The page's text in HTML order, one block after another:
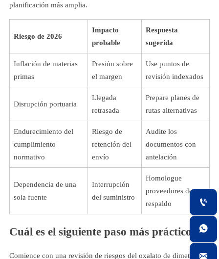
planificación más amplia.
Riesgo de 2026
Impacto
probable
Respuesta
sugerida
Inflación de materias
primas
Presión sobre
el margen
Use puntos de
revisión indexados
Disrupción portuaria
Llegada
retrasada
Prepare planes de
rutas alternativas
Endurecimiento del
cumplimiento
normativo
Riesgo de
retención del
envío
Audite los
documentos con
antelación
Dependencia de una
sola fuente
Interrupción
del suministro
Homologue
proveedores de
respaldo
Cuál es el siguiente paso más práctico?
Comience con una revisión de riesgos del oxalato de dimetilo


